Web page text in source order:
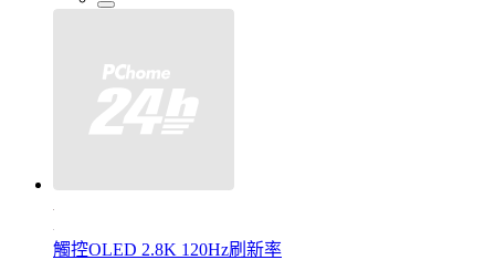
觸控OLED 2.8K 120Hz刷新率